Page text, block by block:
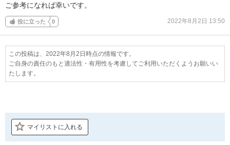
ご参考になれば幸いです。
役に立った 0 2022年8月2日 13:50
この投稿は、2022年8月2日時点の情報です。
ご自身の責任のもと適法性・有用性を考慮してご利用いただくようお願いい
たします。
マイリストに入れる